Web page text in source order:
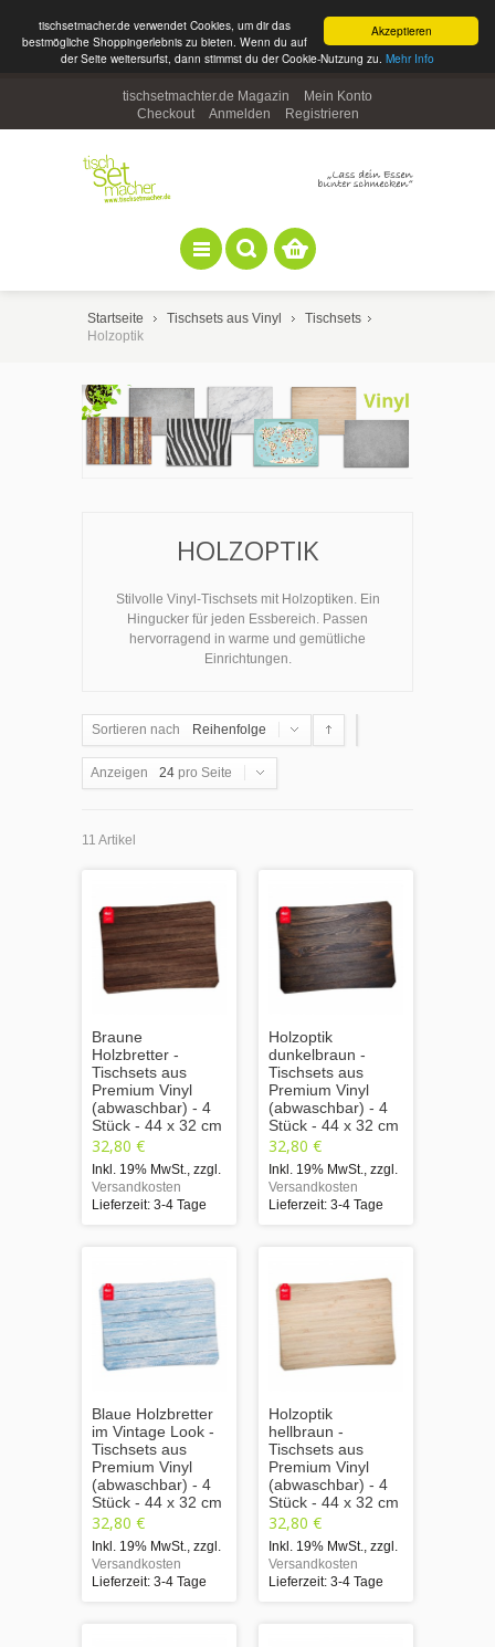
Akzeptieren
tischsetmacher.de verwendet Cookies, um dir das
bestmögliche Shoppingerlebnis zu bieten. Wenn du auf
der Seite weitersurfst, dann stimmst du der Cookie-Nutzung zu. Mehr Info
tischsetmachter.de Magazin
Mein Konto
Checkout
Anmelden Registrieren
Startseite Tischsets aus Vinyl
Tischsets
Holzoptik
HOLZOPTIK
Stilvolle Vinyl-Tischsets mit Holzoptiken. Ein
Hingucker für jeden Essbereich. Passen
hervorragend in warme und gemütliche
Einrichtungen.
Sortieren nach Reihenfolge
Anzeigen 24 pro Seite
11 Artikel
Braune
Holzbretter -
Tischsets aus
Premium Vinyl
(abwaschbar) - 4
Stück - 44 x 32 cm
32,80 €
Inkl. 19% MwSt. zzgl.
Versandkosten
Lieferzeit: 3-4 Tage
Holzoptik
dunkelbraun -
Tischsets aus
Premium Vinyl
(abwaschbar) - 4
Stück - 44 x 32 cm
32,80 €
Inkl. 19% MwSt. zzgl.
Versandkosten
Lieferzeit: 3-4 Tage
Blaue Holzbretter
im Vintage Look -
Tischsets aus
Premium Vinyl
(abwaschbar) - 4
Stück - 44 x 32 cm
32,80 €
Inkl. 19% MwSt. zzgl.
Versandkosten
Lieferzeit: 3-4 Tage
Holzoptik
hellbraun -
Tischsets aus
Premium Vinyl
(abwaschbar) - 4
Stück - 44 x 32 cm
32,80 €
Inkl. 19% MwSt. zzgl.
Versandkosten
Lieferzeit: 3-4 Tage